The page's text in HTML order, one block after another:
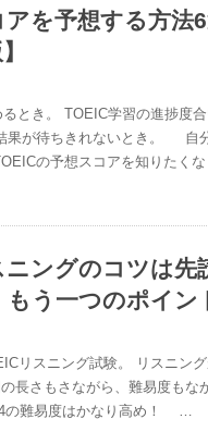
アを予想する方法
とき。 TOEIC学習の進捗度
果が待ちきれないとき。 自
の予想スコアを知りたく
ニングのコツは先
もう一つのポイン
リスニング試験。 リスニン
長さもさながら、難易度もな
の難易度はかなり高め！ …